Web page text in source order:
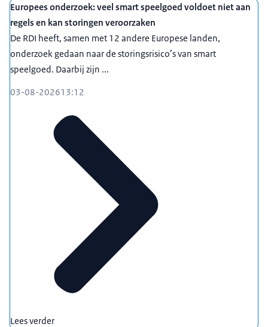
Europees onderzoek: veel smart speelgoed voldoet niet aan
regels en kan storingen veroorzaken
De RDI heeft, samen met 12 andere Europese landen,
onderzoek gedaan naar de storingsrisico’s van smart
speelgoed. Daarbij zijn ...
03-08-202613:12
Lees verder